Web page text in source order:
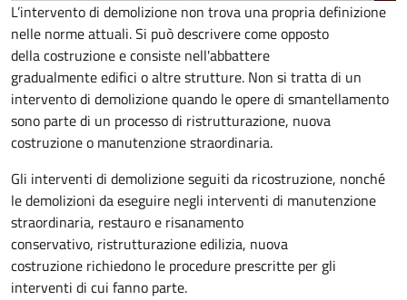
L’intervento di demolizione non trova una propria definizione
nelle norme attuali. Si può descrivere come opposto
della costruzione e consiste nell'abbattere
gradualmente edifici o altre strutture. Non si tratta di un
intervento di demolizione quando le opere di smantellamento
sono parte di un processo di ristrutturazione, nuova
costruzione o manutenzione straordinaria.
Gli interventi di demolizione seguiti da ricostruzione, nonché
le demolizioni da eseguire negli interventi di manutenzione
straordinaria, restauro e risanamento
conservativo, ristrutturazione edilizia, nuova
costruzione richiedono le procedure prescritte per gli
interventi di cui fanno parte.